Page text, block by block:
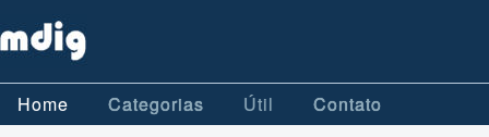
Home Categorias Útil Contato